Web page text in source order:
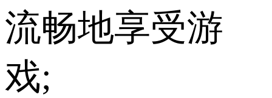
流畅地享受游
戏;